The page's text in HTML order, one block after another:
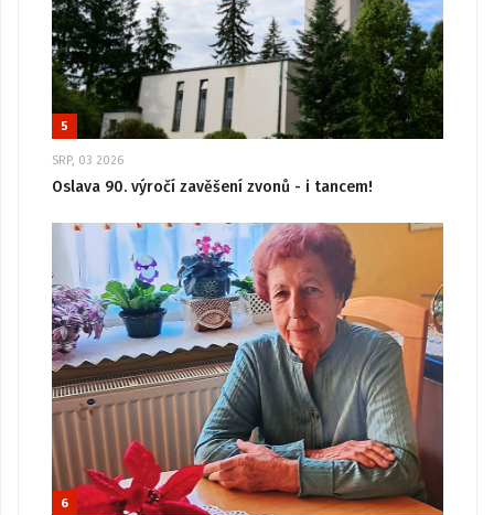
5
SRP, 03 2026
Oslava 90. výročí zavěšení zvonů - i tancem!
6